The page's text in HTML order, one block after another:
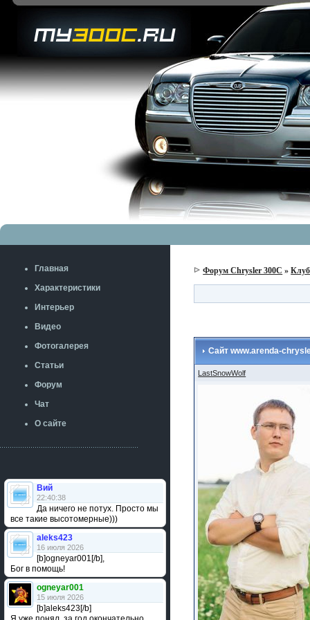
Главная
Характеристики
Интерьер
Видео
Фотогалерея
Статьи
Форум
Чат
О сайте
Вий
22:40:38
Да ничего не потух. Просто мы
все такие высотомерные)))
aleks423
16 июля 2026
[b]ogneyar001[/b],
Бог в помощь!
ogneyar001
15 июля 2026
[b]aleks423[/b]
Форум Chrysler 300C »Клуб
Сайт www.arenda-
LastSnowWolf